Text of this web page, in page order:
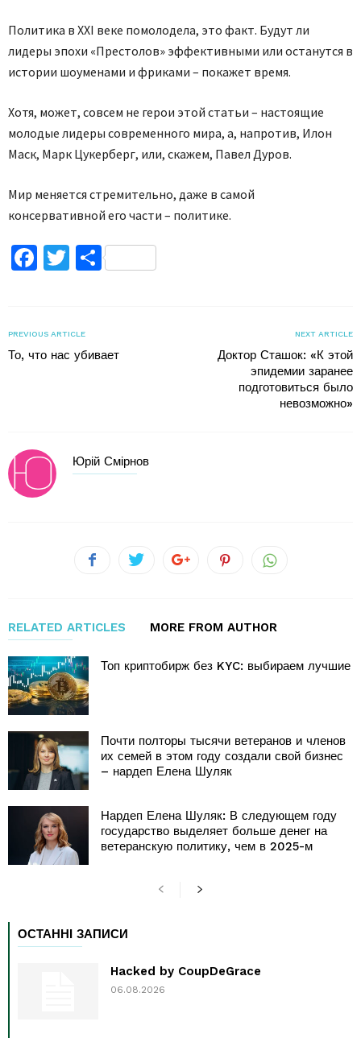
Политика в ХХІ веке помолодела, это факт. Будут ли
лидеры эпохи «Престолов» эффективными или останутся в
истории шоуменами и фриками – покажет время.
Хотя, может, совсем не герои этой статьи – настоящие
молодые лидеры современного мира, а, напротив, Илон
Маск, Марк Цукерберг, или, скажем, Павел Дуров.
Мир меняется стремительно, даже в самой
консервативной его части – политике.
Facebook
TwitterПоділитися
PREVIOUS ARTICLE
То, что нас убивает
NEXT ARTICLE
Доктор Сташок: «К этой
эпидемии заранее
подготовиться было
невозможно»
Юрій Смірнов
RELATED ARTICLES MORE FROM AUTHOR
Топ криптобирж без KYC: выбираем лучшие
Почти полторы тысячи ветеранов и членов
их семей в этом году создали свой бизнес
– нардеп Елена Шуляк
Нардеп Елена Шуляк: В следующем году
государство выделяет больше денег на
ветеранскую политику, чем в 2025-м
ОСТАННІ ЗАПИСИ
Hacked by CoupDeGrace
06.08.2026